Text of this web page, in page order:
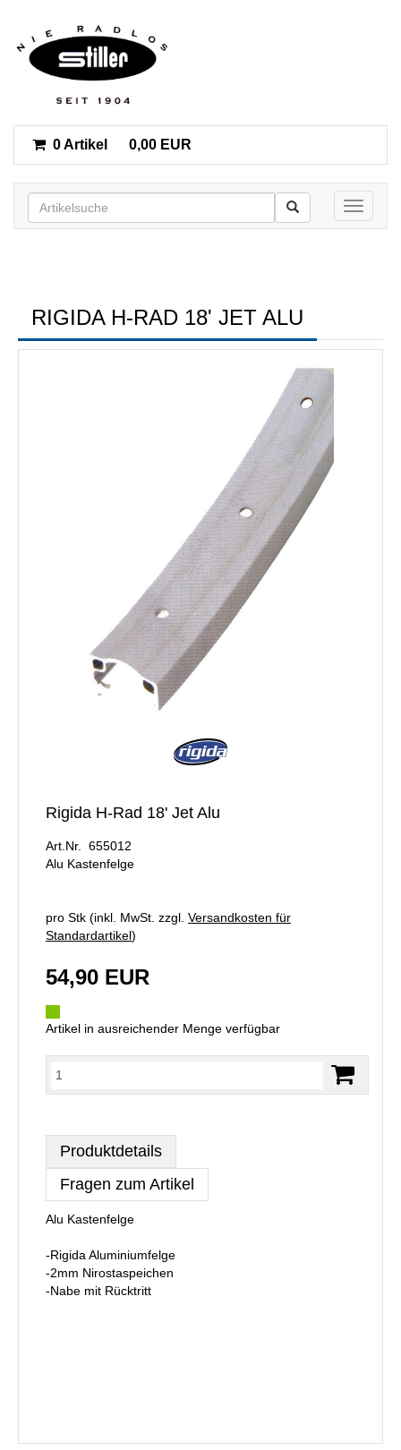
0 Artikel 0,00 EUR
Toggle
RIGIDA H-RAD 18' JET ALU
Rigida H-Rad 18' Jet Alu
Art.Nr. 655012
Alu Kastenfelge
pro Stk (inkl. MwSt. zzgl. Versandkosten für
Standardartikel)
54,90 EUR
Artikel in ausreichender Menge verfügbar
Produktdetails
Fragen zum Artikel
Alu Kastenfelge
-Rigida Aluminiumfelge
-2mm Nirostaspeichen
-Nabe mit Rücktritt